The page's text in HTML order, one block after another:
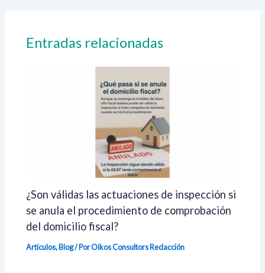
Entradas relacionadas
¿Son válidas las actuaciones de inspección si
se anula el procedimiento de comprobación
del domicilio fiscal?
Artículos,Blog/ Por Oikos ConsultorsRedacción